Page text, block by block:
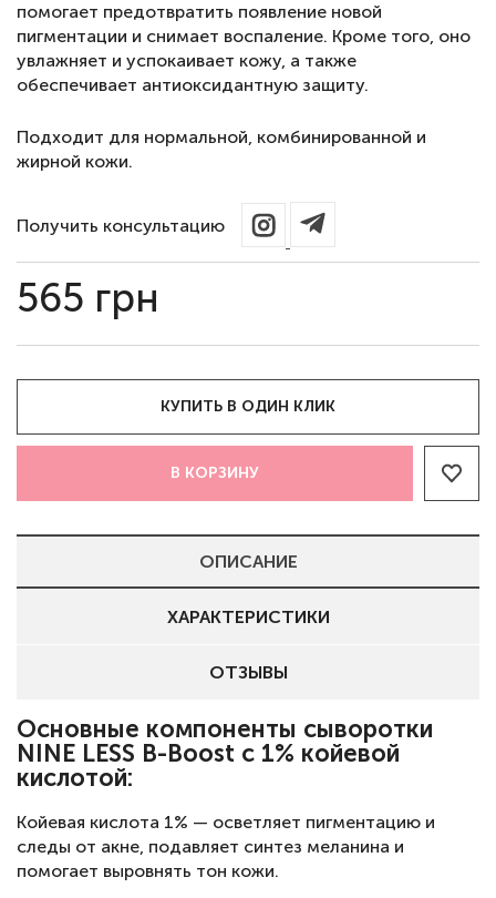
помогает предотвратить появление новой
пигментации и снимает воспаление. Кроме того, оно
увлажняет и успокаивает кожу, а также
обеспечивает антиоксидантную защиту.
Подходит для нормальной, комбинированной и
жирной кожи.
Получить консультацию
565 грн
КУПИТЬ В ОДИН КЛИК
В КОРЗИНУ
ОПИСАНИЕ
ХАРАКТЕРИСТИКИ
ОТЗЫВЫ
Основные компоненты сыворотки
NINE LESS B-Boost с 1% койевой
кислотой:
Койевая кислота 1% — осветляет пигментацию и
следы от акне, подавляет синтез меланина и
помогает выровнять тон кожи.